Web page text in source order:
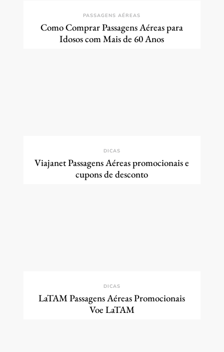
PASSAGENS AÉREAS
Como Comprar Passagens Aéreas para
Idosos com Mais de 60 Anos
DICAS
Viajanet Passagens Aéreas promocionais e
cupons de desconto
DICAS
LaTAM Passagens Aéreas Promocionais
Voe LaTAM